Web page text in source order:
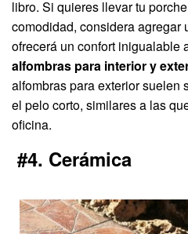
libro. Si quieres llevar tu
comodidad, considera agregar
ofrecerá un confort inigualable
alfombras para interior y
alfombras para exterior suelen
el pelo corto, similares a las
oficina.
#4. Cerámica